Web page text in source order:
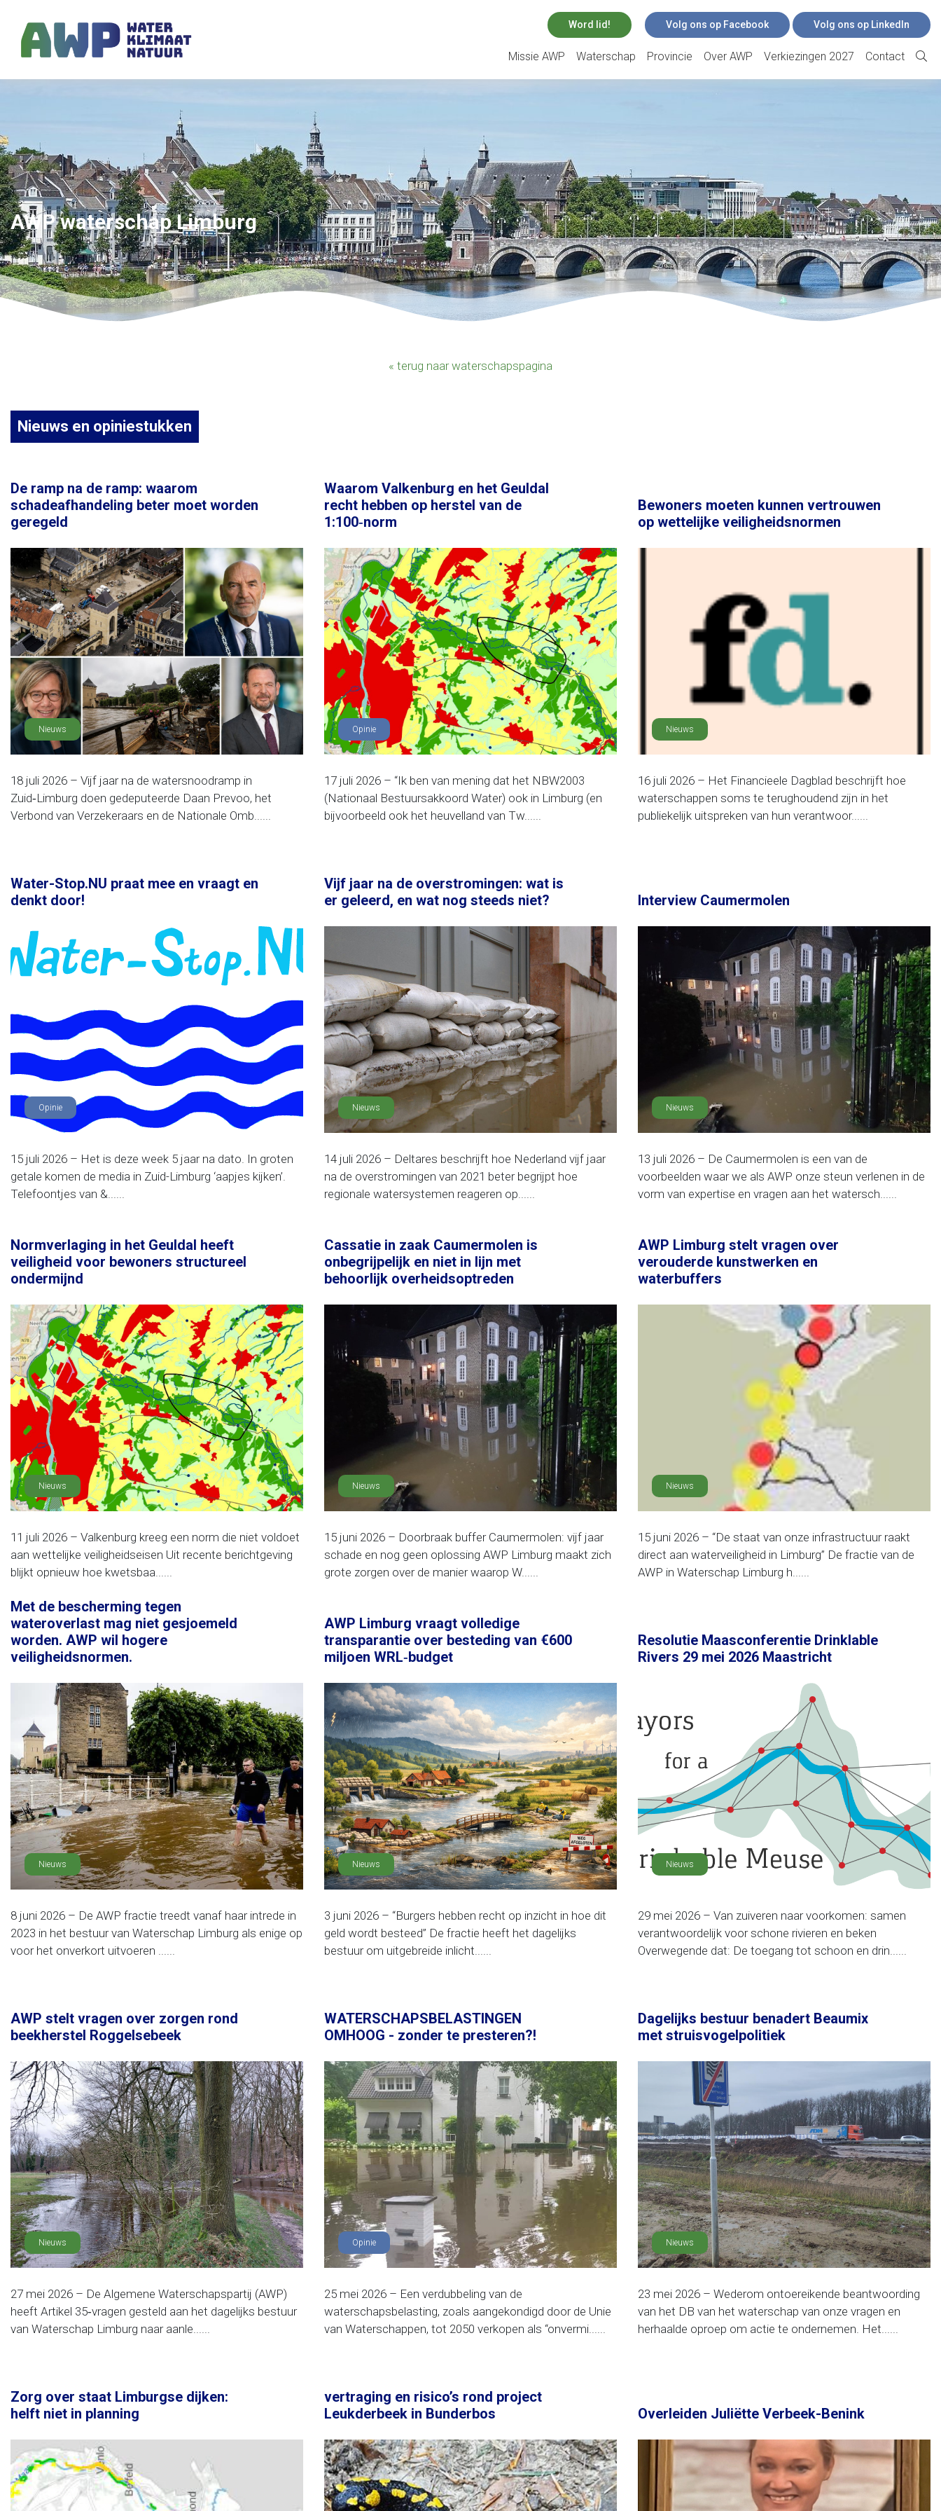
Word lid! Volg ons op Facebook Volg ons op LinkedIn
Missie AWP Waterschap Provincie Over AWP Verkiezingen 2027 Contact
AWP waterschap Limburg
« terug naar waterschapspagina
Nieuws en opiniestukken
De ramp na de ramp: waarom
schadeafhandeling beter moet worden
geregeld
Nieuws
18 juli 2026 – Vijf jaar na de watersnoodramp in
Zuid‑Limburg doen gedeputeerde Daan Prevoo, het
Verbond van Verzekeraars en de Nationale Omb......
Waarom Valkenburg en het Geuldal
recht hebben op herstel van de
1:100‑norm
Opinie
17 juli 2026 – “Ik ben van mening dat het NBW2003
(Nationaal Bestuursakkoord Water) ook in Limburg (en
bijvoorbeeld ook het heuvelland van Tw......
Bewoners moeten kunnen vertrouwen
op wettelijke veiligheidsnormen
Nieuws
16 juli 2026 – Het Financieele Dagblad beschrijft hoe
waterschappen soms te terughoudend zijn in het
publiekelijk uitspreken van hun verantwoor......
Water-Stop.NU praat mee en vraagt en
denkt door!
Opinie
15 juli 2026 – Het is deze week 5 jaar na dato. In groten
getale komen de media in Zuid-Limburg ‘aapjes kijken’.
Telefoontjes van &......
Vijf jaar na de overstromingen: wat is
er geleerd, en wat nog steeds niet?
Nieuws
14 juli 2026 – Deltares beschrijft hoe Nederland vijf jaar
na de overstromingen van 2021 beter begrijpt hoe
regionale watersystemen reageren op......
Interview Caumermolen
Nieuws
13 juli 2026 – De Caumermolen is een van de
voorbeelden waar we als AWP onze steun verlenen in de
vorm van expertise en vragen aan het watersch......
Normverlaging in het Geuldal heeft
veiligheid voor bewoners structureel
ondermijnd
Nieuws
11 juli 2026 – Valkenburg kreeg een norm die niet voldoet
aan wettelijke veiligheidseisen Uit recente berichtgeving
blijkt opnieuw hoe kwetsbaa......
Cassatie in zaak Caumermolen is
onbegrijpelijk en niet in lijn met
behoorlijk overheidsoptreden
Nieuws
15 juni 2026 – Doorbraak buffer Caumermolen: vijf jaar
schade en nog geen oplossing AWP Limburg maakt zich
grote zorgen over de manier waarop W......
AWP Limburg stelt vragen over
verouderde kunstwerken en
waterbuffers
Nieuws
15 juni 2026 – “De staat van onze infrastructuur raakt
direct aan waterveiligheid in Limburg” De fractie van de
AWP in Waterschap Limburg h......
Met de bescherming tegen
wateroverlast mag niet gesjoemeld
worden. AWP wil hogere
veiligheidsnormen.
Nieuws
8 juni 2026 – De AWP fractie treedt vanaf haar intrede in
2023 in het bestuur van Waterschap Limburg als enige op
voor het onverkort uitvoeren ......
AWP Limburg vraagt volledige
transparantie over besteding van €600
miljoen WRL‑budget
Nieuws
3 juni 2026 – “Burgers hebben recht op inzicht in hoe dit
geld wordt besteed” De fractie heeft het dagelijks
bestuur om uitgebreide inlicht......
Resolutie Maasconferentie Drinklable
Rivers 29 mei 2026 Maastricht
Nieuws
29 mei 2026 – Van zuiveren naar voorkomen: samen
verantwoordelijk voor schone rivieren en beken
Overwegende dat: De toegang tot schoon en drin......
AWP stelt vragen over zorgen rond
beekherstel Roggelsebeek
Nieuws
27 mei 2026 – De Algemene Waterschapspartij (AWP)
heeft Artikel 35‑vragen gesteld aan het dagelijks bestuur
van Waterschap Limburg naar aanle......
WATERSCHAPSBELASTINGEN
OMHOOG - zonder te presteren?!
Opinie
25 mei 2026 – Een verdubbeling van de
waterschapsbelasting, zoals aangekondigd door de Unie
van Waterschappen, tot 2050 verkopen als “onvermi......
Dagelijks bestuur benadert Beaumix
met struisvogelpolitiek
Nieuws
23 mei 2026 – Wederom ontoereikende beantwoording
van het DB van het waterschap van onze vragen en
herhaalde oproep om actie te ondernemen. Het......
Zorg over staat Limburgse dijken:
helft niet in planning
vertraging en risico’s rond project
Leukderbeek in Bunderbos
Overleiden Juliëtte Verbeek-Benink